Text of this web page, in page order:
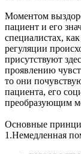
Моментом
пациент и его
специалистах,
регуляции
присутствуют
проявлению
то они
пациента, его
преобразующим
Основные
1.Немедленная